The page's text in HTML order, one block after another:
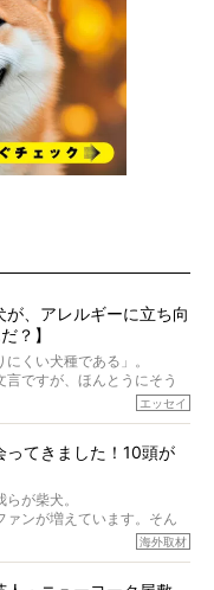
、アレルギーに立ち向
？】
くい犬種である」。
ですが、ほんとうにそう
ていくと、丈夫で病気にも
気もするのです。
いうことはないし、飼い
ある。
べてに読んで欲しい、ある
エッセイ
ってきました！10頭が
が柴犬。
ァンが増えています。そん
たのは、南の楽園ハワイ。
海外取材